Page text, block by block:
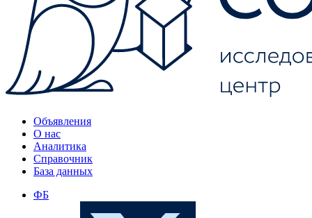
Объявления
О нас
Аналитика
Справочник
База данных
ФБ